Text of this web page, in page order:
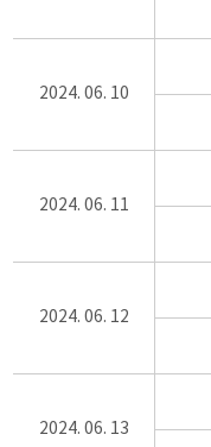
2024. 06. 10
2024. 06. 11
2024. 06. 12
2024. 06. 13